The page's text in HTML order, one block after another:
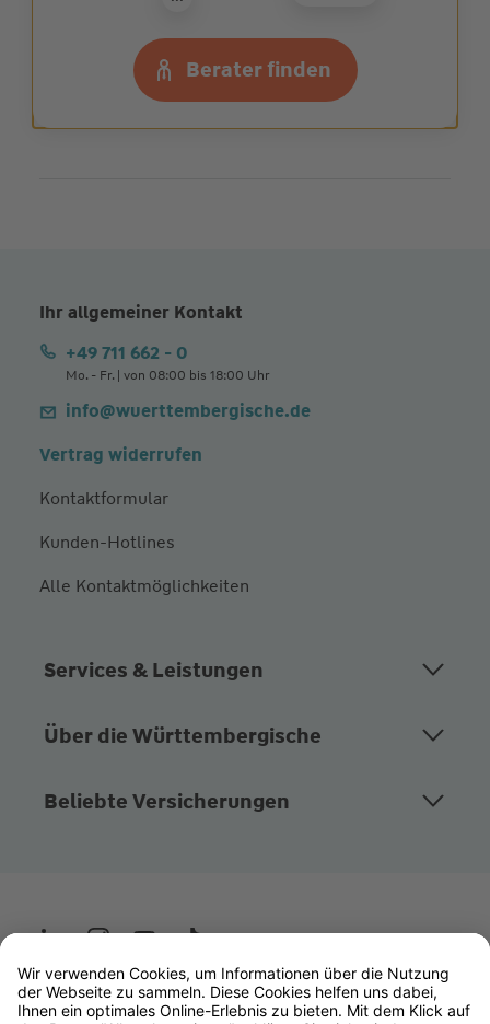
Berater finden
Mehr zur Schadenprävention
Ihr allgemeiner Kontakt
+49 711 662 - 0
Mo. - Fr. | von 08:00 bis 18:00 Uhr
info@wuerttembergische.de
Vertrag widerrufen
Kontaktformular
Kunden-Hotlines
Alle Kontaktmöglichkeiten
Services & Leistungen
Über die Württembergische
Beliebte Versicherungen
Wüstenrot